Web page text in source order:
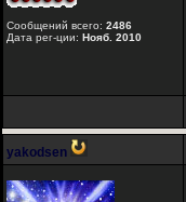
Сообщений всего: 2486
Дата рег-ции: Нояб. 2010
yakodsen